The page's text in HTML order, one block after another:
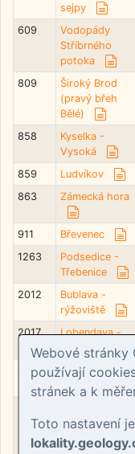
sejpy
609
Vodopády
Stříbrného
potoka
809
Široký Brod
(pravý břeh
Bělé)
858
Kyselka -
Vysoká
859 Ludvíkov
863
Zámecká hora
911 Břevenec
1263
Podsedice -
Třebenice
2012
Bublava -
rýžoviště
2017
Lobendava -
západ
2549
Mikulovice -
řeka Bělá
zlato nad
Hertvíkovicemi
Webové stránky
používají
stránek a k
Toto nastavení